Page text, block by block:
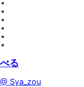
べる
@ Sya_zou